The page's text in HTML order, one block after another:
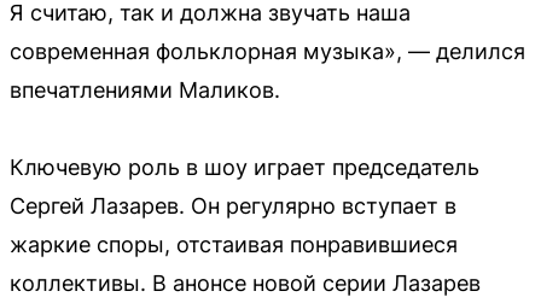
Я считаю, так и должна звучать наша
современная фольклорная музыка», — делился
впечатлениями Маликов.
Ключевую роль в шоу играет председатель
Сергей Лазарев. Он регулярно вступает в
жаркие споры, отстаивая понравившиеся
коллективы. В анонсе новой серии Лазарев